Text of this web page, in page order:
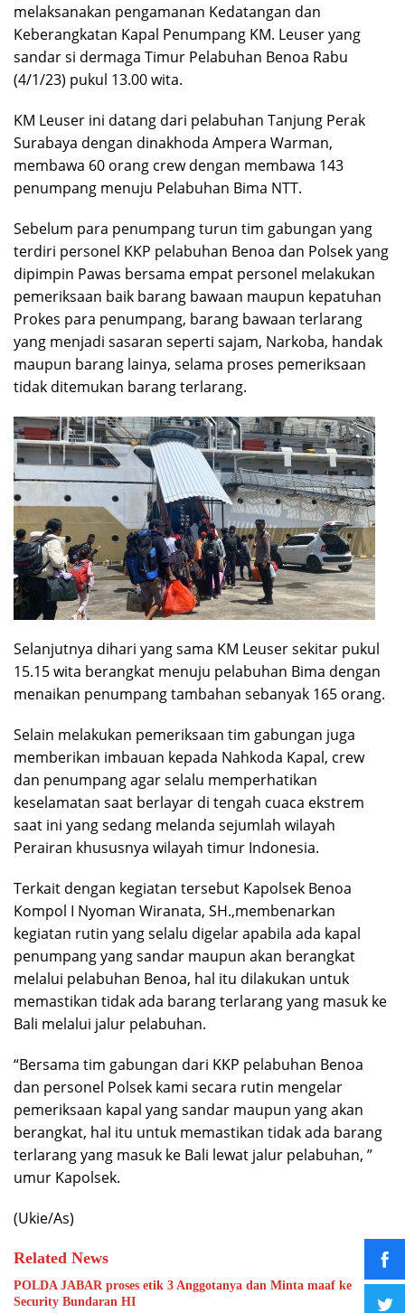
melaksanakan pengamanan Kedatangan dan
Keberangkatan Kapal Penumpang KM. Leuser yang
sandar si dermaga Timur Pelabuhan Benoa Rabu
(4/1/23) pukul 13.00 wita.
KM Leuser ini datang dari pelabuhan Tanjung Perak
Surabaya dengan dinakhoda Ampera Warman,
membawa 60 orang crew dengan membawa 143
penumpang menuju Pelabuhan Bima NTT.
Sebelum para penumpang turun tim gabungan yang
terdiri personel KKP pelabuhan Benoa dan Polsek yang
dipimpin Pawas bersama empat personel melakukan
pemeriksaan baik barang bawaan maupun kepatuhan
Prokes para penumpang, barang bawaan terlarang
yang menjadi sasaran seperti sajam, Narkoba, handak
maupun barang lainya, selama proses pemeriksaan
tidak ditemukan barang terlarang.
Selanjutnya dihari yang sama KM Leuser sekitar pukul
15.15 wita berangkat menuju pelabuhan Bima dengan
menaikan penumpang tambahan sebanyak 165 orang.
Selain melakukan pemeriksaan tim gabungan juga
memberikan imbauan kepada Nahkoda Kapal, crew
dan penumpang agar selalu memperhatikan
keselamatan saat berlayar di tengah cuaca ekstrem
saat ini yang sedang melanda sejumlah wilayah
Perairan khususnya wilayah timur Indonesia.
Terkait dengan kegiatan tersebut Kapolsek Benoa
Kompol I Nyoman Wiranata, SH.,membenarkan
kegiatan rutin yang selalu digelar apabila ada kapal
penumpang yang sandar maupun akan berangkat
melalui pelabuhan Benoa, hal itu dilakukan untuk
memastikan tidak ada barang terlarang yang masuk ke
Bali melalui jalur pelabuhan.
“Bersama tim gabungan dari KKP pelabuhan Benoa
dan personel Polsek kami secara rutin mengelar
pemeriksaan kapal yang sandar maupun yang akan
berangkat, hal itu untuk memastikan tidak ada barang
terlarang yang masuk ke Bali lewat jalur pelabuhan, ”
umur Kapolsek.
(Ukie/As)
Related News
POLDA JABAR proses etik 3 Anggotanya dan Minta maaf ke
Security Bundaran HI